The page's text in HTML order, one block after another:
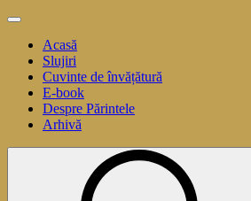
Sari
conținut
Meniu
principalAcasă
Slujiri
Cuvinte de învățătură
E-book
Despre Părintele
Arhivă